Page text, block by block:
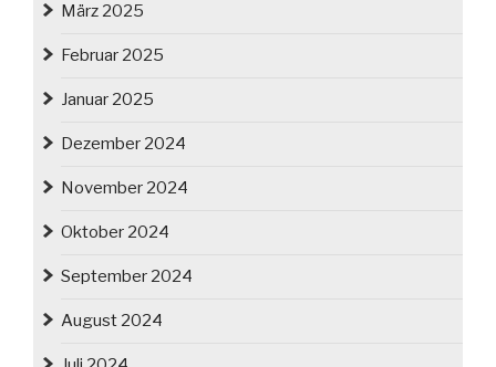
März 2025
Februar 2025
Januar 2025
Dezember 2024
November 2024
Oktober 2024
September 2024
August 2024